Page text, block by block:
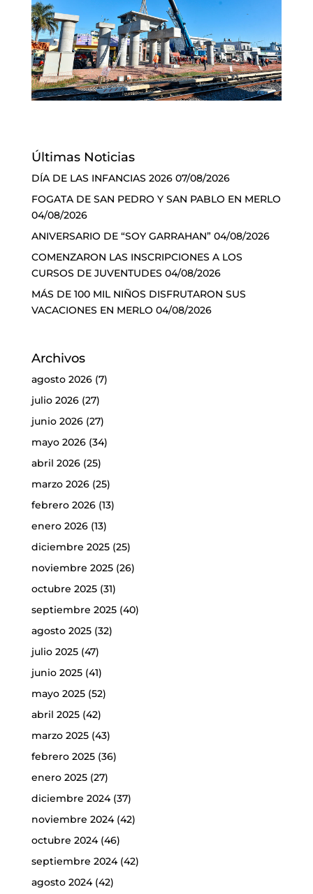
Últimas Noticias
DÍA DE LAS INFANCIAS 2026 07/08/2026
FOGATA DE SAN PEDRO Y SAN PABLO EN MERLO
04/08/2026
ANIVERSARIO DE “SOY GARRAHAN” 04/08/2026
COMENZARON LAS INSCRIPCIONES A LOS
CURSOS DE JUVENTUDES 04/08/2026
MÁS DE 100 MIL NIÑOS DISFRUTARON SUS
VACACIONES EN MERLO 04/08/2026
Archivos
agosto 2026(7)
julio 2026(27)
junio 2026(27)
mayo 2026(34)
abril 2026(25)
marzo 2026(25)
febrero 2026(13)
enero 2026(13)
diciembre 2025(25)
noviembre 2025(26)
octubre 2025(31)
septiembre 2025(40)
agosto 2025(32)
julio 2025(47)
junio 2025(41)
mayo 2025(52)
abril 2025(42)
marzo 2025(43)
febrero 2025(36)
enero 2025(27)
diciembre 2024(37)
noviembre 2024(42)
octubre 2024(46)
septiembre 2024(42)
agosto 2024(42)